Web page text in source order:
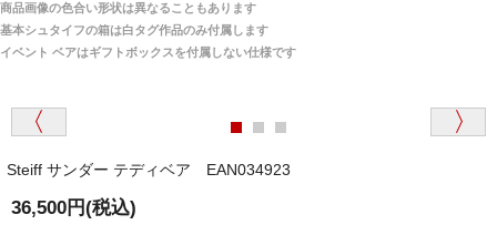
関税はすべて当店にて処理しますのでお客様のご負担
は一切ありません。
商品が届くまでにはどのくらいの期間がかかります
か？
国内で一度検品をしますので、決済確認後、２～４
週間でのお届けとなります。
大阪府 Y・W 様 （男性）
「取り扱っているNetショップで一番信用出来
兵庫県 A・K 様 （女性）
「ベアちゃんの紹介分が丁寧に書かれていたこ
商品画像の色合い形状は異なることもあります
基本シュタイフの箱は白タグ作品のみ付属します
イベント ベアはギフトボックスを付属しない仕様です
Steiff サンダー テディベア EAN034923
36,500円(税込)